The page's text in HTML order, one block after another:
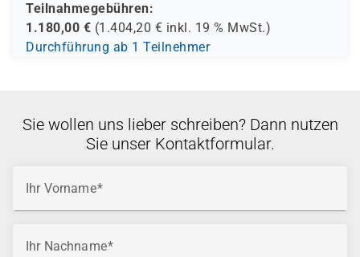
Teilnahmegebühren:
1.180,00 € (1.404,20 € inkl. 19 % MwSt.)
Durchführung ab 1 Teilnehmer
Sie wollen uns lieber schreiben? Dann nutzen
Sie unser Kontaktformular.
Ihr Vorname
Ihr Nachname